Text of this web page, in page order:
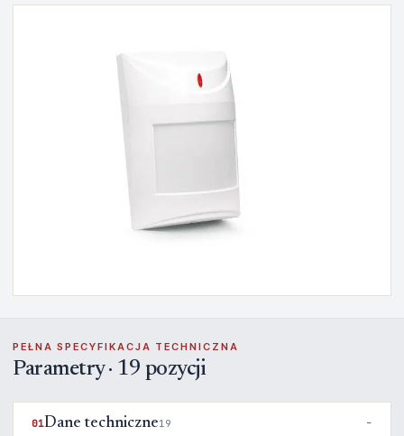
PEŁNA SPECYFIKACJA TECHNICZNA
Parametry · 19 pozycji
01Dane techniczne19